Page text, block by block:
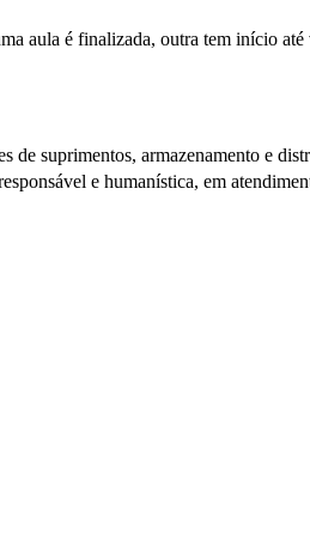
aula é finalizada, outra tem início
suprimentos, armazenamento e
e humanística, em